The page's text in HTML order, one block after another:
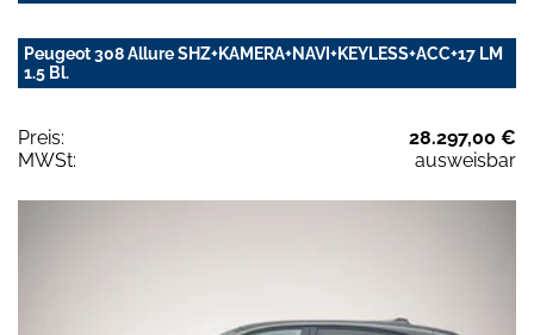
Peugeot 308 Allure SHZ+KAMERA+NAVI+KEYLESS+ACC+17 LM
1.5 Bl.
Preis:
28.297,00 €
MWSt:
ausweisbar